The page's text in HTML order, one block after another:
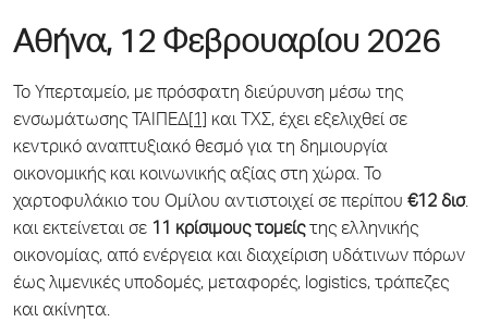
Αθήνα, 12 Φεβρουαρίου 2026
Το Υπερταμείο, με πρόσφατη διεύρυνση μέσω της
ενσωμάτωσης ΤΑΙΠΕΔ[1] και ΤΧΣ, έχει εξελιχθεί σε
κεντρικό αναπτυξιακό θεσμό για τη δημιουργία
οικονομικής και κοινωνικής αξίας στη χώρα. Το
χαρτοφυλάκιο του Ομίλου αντιστοιχεί σε περίπου €12 δισ.
και εκτείνεται σε 11 κρίσιμους τομείςτης ελληνικής
οικονομίας, από ενέργεια και διαχείριση υδάτινων πόρων
έως λιμενικές υποδομές, μεταφορές, logistics, τράπεζες
και ακίνητα.